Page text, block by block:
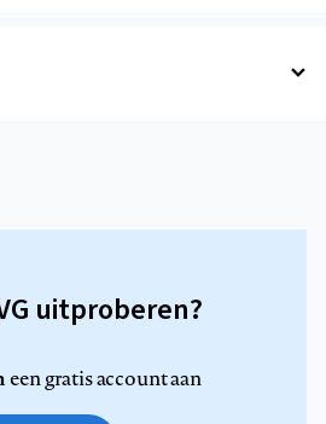
uitproberen?
een gratis account aan